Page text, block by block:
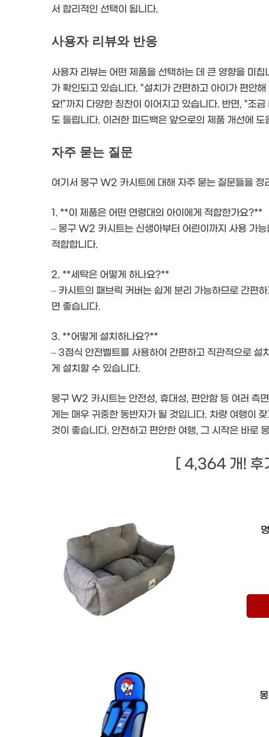
서 합리적인 선택이 됩니다.
사용자 리뷰와 반응
사용자 리뷰는 어떤 제품을 선택하는 데 큰 영향을 미
가 확인되고 있습니다. “설치가 간편하고 아이가 편안
요!”까지 다양한 칭찬이 이어지고 있습니다. 반면, “조
도 들립니다. 이러한 피드백은 앞으로의 제품 개선에 도
자주 묻는 질문
여기서 몽구 W2 카시트에 대해 자주 묻는 질문들을 정
1. **이 제품은 어떤 연령대의 아이에게 적합한가요?**
– 몽구 W2 카시트는 신생아부터 어린이까지 사용 가
적합합니다.
2. **세탁은 어떻게 하나요?**
– 카시트의 패브릭 커버는 쉽게 분리 가능하므로 간편
면 좋습니다.
3. **어떻게 설치하나요?**
– 3점식 안전벨트를 사용하여 간편하고 직관적으로 설
게 설치할 수 있습니다.
몽구 W2 카시트는 안전성, 휴대성, 편안함 등 여러 측
게는 매우 귀중한 동반자가 될 것입니다. 차량 여행이
것이 좋습니다. 안전하고 편안한 여행, 그 시작은 바로
[ 4,364 개! 후